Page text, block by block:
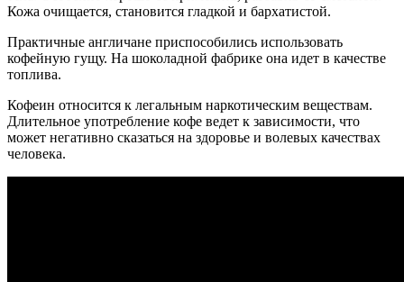
Кожа очищается, становится гладкой и бархатистой.
Практичные англичане приспособились использовать
кофейную гущу. На шоколадной фабрике она идет в качестве
топлива.
Кофеин относится к легальным наркотическим веществам.
Длительное употребление кофе ведет к зависимости, что
может негативно сказаться на здоровье и волевых качествах
человека.